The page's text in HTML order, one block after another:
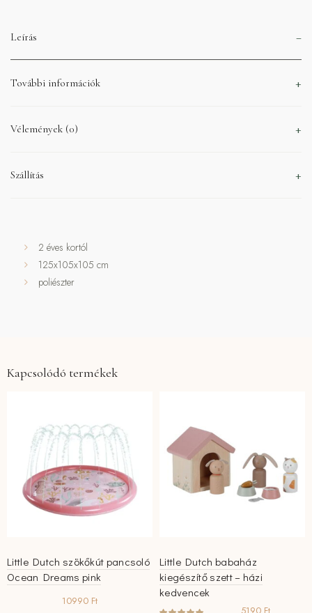
Leírás
További információk
Vélemények (0)
Szállítás
2 éves kortól
125x105x105 cm
poliészter
Kapcsolódó termékek
Little Dutch szökőkút pancsoló
Ocean Dreams pink
10990 Ft
Little Dutch babaház
kiegészítő szett – házi
kedvencek